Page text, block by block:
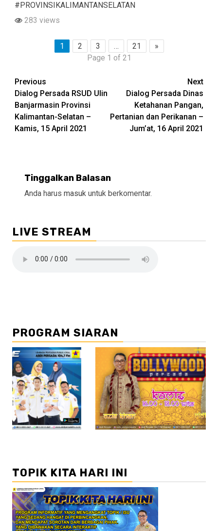
#PROVINSIKALIMANTANSELATAN
283 views
1 2 3 … 21
»
Page 1 of 21
Continue
Reading
Previous
Dialog Persada RSUD Ulin
Banjarmasin Provinsi
Kalimantan-Selatan –
Kamis, 15 April 2021
Next
Dialog Persada Dinas
Ketahanan Pangan,
Pertanian dan Perikanan –
Jum’at, 16 April 2021
Tinggalkan Balasan
Anda harus masuk untuk berkomentar.
LIVE STREAM
PROGRAM SIARAN
//2 //3
TOPIK KITA HARI INI